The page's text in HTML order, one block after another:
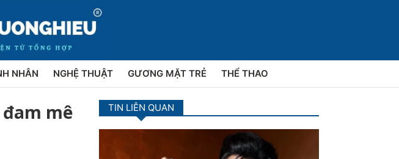
NHÂN NGHỆ THUẬT GƯƠNG MẶT TRẺ THỂ THAO
mê TIN LIÊN QUAN